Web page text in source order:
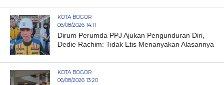
KOTA BOGOR
06/08/2026 14:11
Dirum Perumda PPJ Ajukan Pengunduran Diri,
Dedie Rachim: Tidak Etis Menanyakan Alasannya
KOTA BOGOR
06/08/2026 13:20